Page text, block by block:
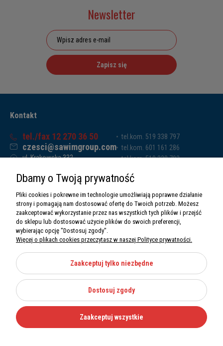
Newsletter
Zapisz się
Kontakt
tel./fax 12 270 36 50
czesci@sawimgroup.com
ul. Krakowska 332,
Sawim Group Mariusz Zdyb sp. k.
NIP: 5130284470
REGON: 5246591010
tel.kom. 519 338 797
tel.kom. 601 161 286
tel.kom. 519 338 793
O nas
Informacje
Moje konto
Kategorie
Dbamy o Twoją prywatność
Pliki cookies i pokrewne im technologie umożliwiają poprawne działanie
strony i pomagają nam dostosować ofertę do Twoich potrzeb. Możesz
zaakceptować wykorzystanie przez nas wszystkich tych plików i przejść
do sklepu lub dostosować użycie plików do swoich preferencji,
wybierając opcję "Dostosuj zgody".
Więcej o plikach cookies przeczytasz w naszej Polityce prywatności.
Zaakceptuj tylko niezbędne
Dostosuj zgody
Zaakceptuj wszystkie